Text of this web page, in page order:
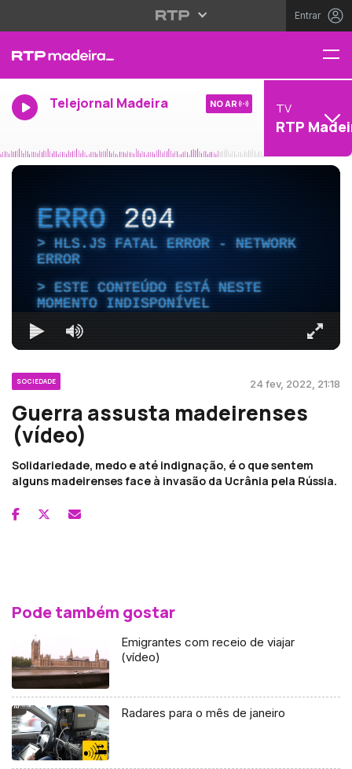
Entrar
Telejornal Madeira NO AR TV
RTP
ERRO204
HLS.JS FATAL ERROR - NETWORK
ERROR
ESTE CONTEÚDO ESTÁ NESTE
MOMENTO INDISPONÍVEL
SOCIEDADE 24 fev, 2022, 21:18
Guerra assusta madeirenses
(vídeo)
Solidariedade, medo e até indignação, é o que sentem
alguns madeirenses face à invasão da Ucrânia pela Rússia.
Pode também gostar
Emigrantes com receio de viajar
(vídeo)
Radares para o mês de janeiro